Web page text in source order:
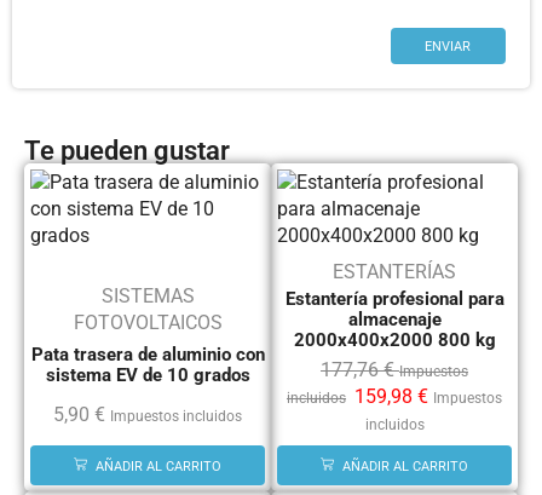
Te pueden gustar
SISTEMAS
FOTOVOLTAICOS
Pata trasera de aluminio con
sistema EV de 10 grados
5,90 € Impuestos incluidos
AÑADIR AL CARRITO
ESTANTERÍAS
Estantería profesional para
almacenaje
2000x400x2000 800 kg
177,76€ Impuestos
incluidos 159,98 € Impuestos
incluidos
AÑADIR AL CARRITO